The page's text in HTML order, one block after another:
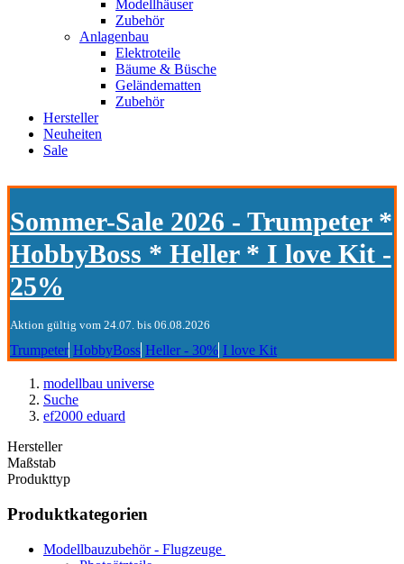
Modellhäuser
Zubehör
Anlagenbau
Elektroteile
Bäume & Büsche
Geländematten
Zubehör
Hersteller
Neuheiten
Sale
Sommer-Sale 2026 - Trumpeter *
HobbyBoss * Heller * I love Kit -
25%
Aktion gültig vom 24.07. bis 06.08.2026
Trumpeter HobbyBoss Heller - 30% I love Kit
modellbau universe
Suche
ef2000 eduard
Hersteller
Maßstab
Produkttyp
Produktkategorien
Modellbauzubehör - Flugzeuge